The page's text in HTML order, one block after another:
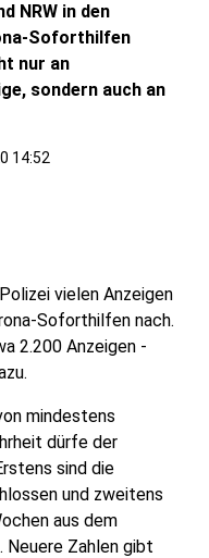
NRW in den
Soforthilfen
nur an
sondern auch an
14:52
vielen Anzeigen
Soforthilfen nach.
2.200 Anzeigen -
mindestens
dürfe der
sind die
und zweitens
aus dem
Neuere Zahlen gibt